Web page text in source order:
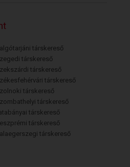
társkereső
társkereső
társkereső
társkereső
társkereső
társkereső
társkereső
társkereső
társkereső